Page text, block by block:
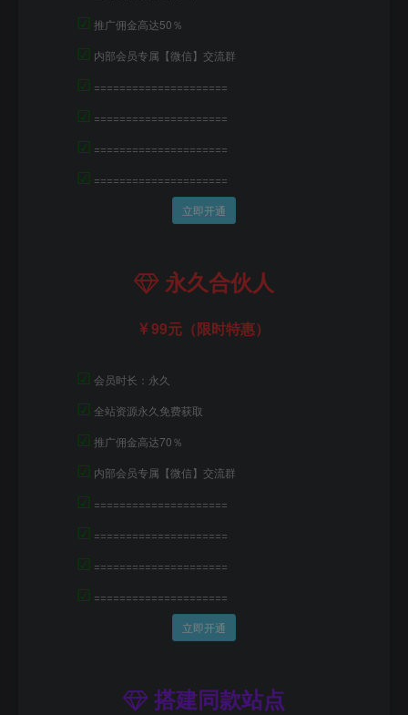
☑ 推广佣金高达50％
☑ 内部会员专属【微信】交流群
☑ =====================
☑ =====================
☑ =====================
☑ =====================
立即开通
永久合伙人
99元（限时特惠）
☑ 会员时长：永久
☑ 全站资源永久免费获取
☑ 推广佣金高达70％
☑ 内部会员专属【微信】交流群
☑ =====================
☑ =====================
☑ =====================
☑ =====================
立即开通
搭建同款站点